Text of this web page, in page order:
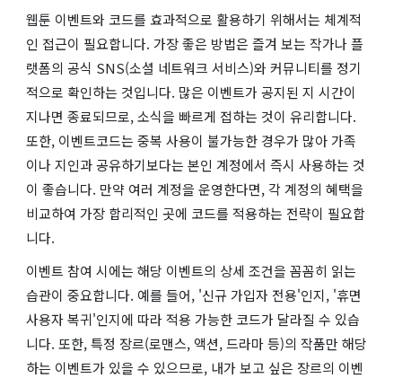
웹툰 이벤트와 코드를 효과적으로 활용하기 위해서는 체계적
인 접근이 필요합니다. 가장 좋은 방법은 즐겨 보는 작가나 플
랫폼의 공식 SNS(소셜 네트워크 서비스)와 커뮤니티를 정기
적으로 확인하는 것입니다. 많은 이벤트가 공지된 지 시간이
지나면 종료되므로, 소식을 빠르게 접하는 것이 유리합니다.
또한, 이벤트코드는 중복 사용이 불가능한 경우가 많아 가족
이나 지인과 공유하기보다는 본인 계정에서 즉시 사용하는 것
이 좋습니다. 만약 여러 계정을 운영한다면, 각 계정의 혜택을
비교하여 가장 합리적인 곳에 코드를 적용하는 전략이 필요합
니다.
이벤트 참여 시에는 해당 이벤트의 상세 조건을 꼼꼼히 읽는
습관이 중요합니다. 예를 들어, '신규 가입자 전용'인지, '휴면
사용자 복귀'인지에 따라 적용 가능한 코드가 달라질 수 있습
니다. 또한, 특정 장르(로맨스, 액션, 드라마 등)의 작품만 해당
하는 이벤트가 있을 수 있으므로, 내가 보고 싶은 장르의 이벤